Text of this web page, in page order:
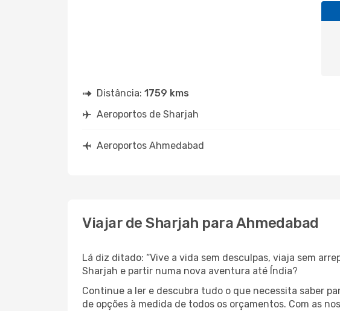
Distância: 1759 kms
Aeroportos de Sharjah
Aeroportos Ahmedabad
Viajar de Sharjah para Ahmedabad
Lá diz ditado: “Vive a vida sem desculpas, viaja sem
Sharjah e partir numa nova aventura até Índia?
Continue a ler e descubra tudo o que necessita saber
de opções à medida de todos os orçamentos. Com as